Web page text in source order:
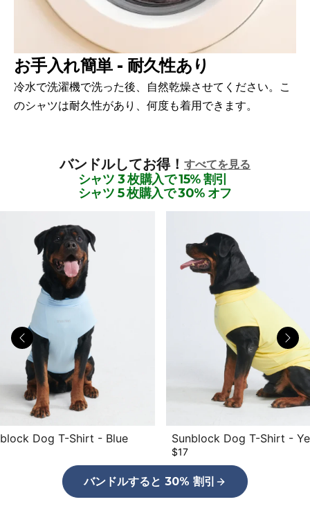
お手入れ簡単 - 耐久性あり
冷水で洗濯機で洗った後、自然乾燥させてください。こ
のシャツは耐久性があり、何度も着用できます。
バンドルしてお得！ すべてを見る
シャツ 3 枚購入で 15% 割引
シャツ 5 枚購入で 30% オフ
Dog T-Shirt - Blue
1 piece
Sunblock Dog T-Shirt -
$17
バンドルすると 30% 割引